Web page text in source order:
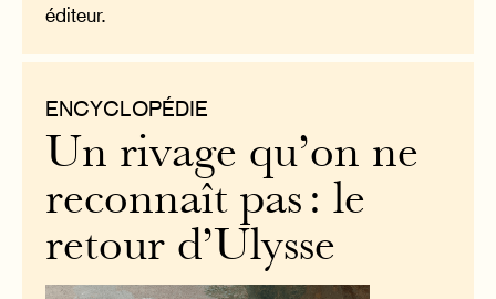
éditeur.
ENCYCLOPÉDIE
Un rivage qu’on ne
reconnaît pas : le
retour d’Ulysse